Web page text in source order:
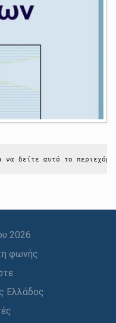
να δείτε αυτό το
2026
φωνής
Ελλάδος